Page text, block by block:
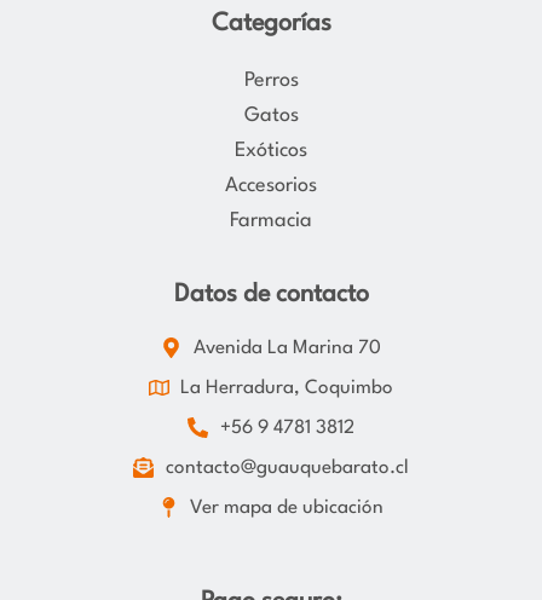
Categorías
Perros
Gatos
Exóticos
Accesorios
Farmacia
Datos de contacto
Avenida La Marina 70
La Herradura, Coquimbo
+56 9 4781 3812
contacto@guauquebarato.cl
Ver mapa de ubicación